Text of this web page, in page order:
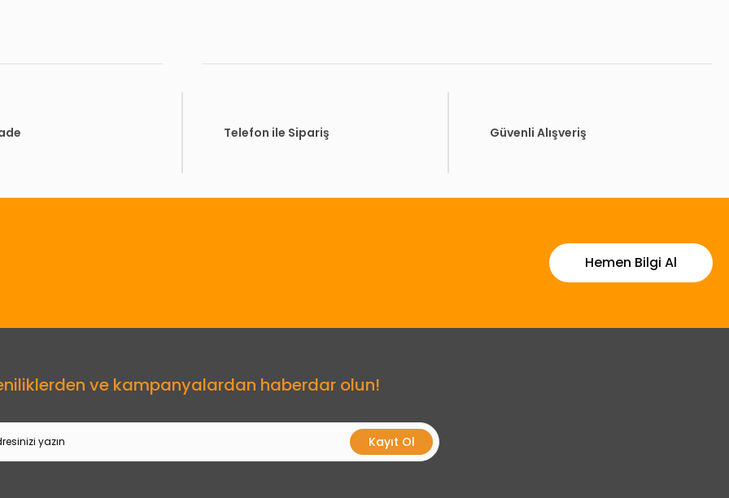
Gönder
Telefon ile Sipariş Güvenli Alışveriş
Hemen Bilgi Al
ve kampanyalardan haberdar olun!
Kayıt Ol